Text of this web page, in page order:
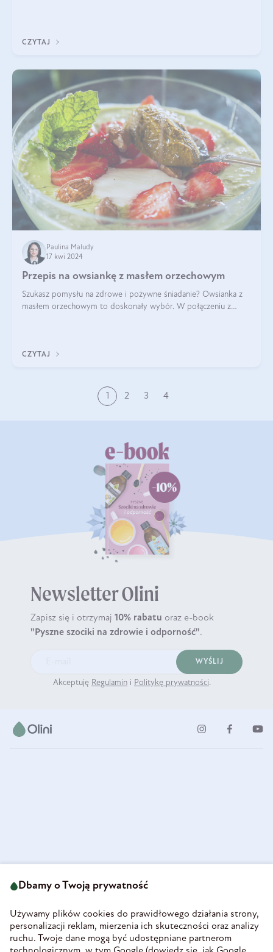
CZYTAJ
Paulina Maludy
17 kwi 2024
Przepis na owsiankę z masłem orzechowym
Szukasz pomysłu na zdrowe i pożywne śniadanie? Owsianka z
masłem orzechowym to doskonały wybór. W połączeniu z
CZYTAJ
1 2 3 4
Newsletter Olini
Zapisz się i otrzymaj 10% rabatu oraz e-book
"Pyszne szociki na zdrowie i odporność".
WYŚLIJ
Akceptuję Regulamin i Politykę prywatności.
58-160 Świebodzice
REGON 890213034
INFORMACJE
Dbamy o Twoją prywatność
Używamy plików cookies do prawidłowego działania strony,
personalizacji reklam, mierzenia ich skuteczności oraz analizy
ruchu. Twoje dane mogą być udostępniane partnerom